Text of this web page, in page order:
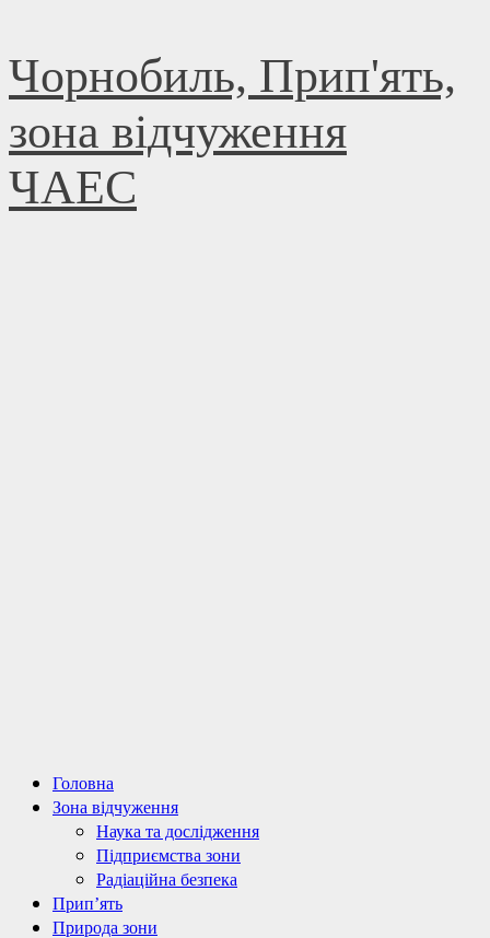
Skip
to
content
Чорнобиль, Прип'ять,
зона відчуження
ЧАЕС
Primary
Menu
Головна
Зона відчуження
Наука та дослідження
Підприємства зони
Радіаційна безпека
Прип’ять
Природа зони